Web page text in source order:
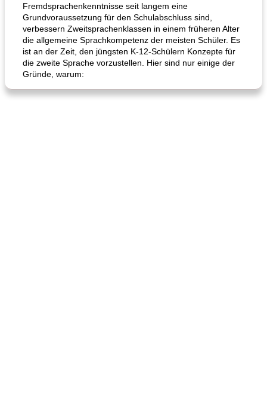
Fremdsprachenkenntnisse seit langem eine
Grundvoraussetzung für den Schulabschluss sind,
verbessern Zweitsprachenklassen in einem früheren Alter
die allgemeine Sprachkompetenz der meisten Schüler. Es
ist an der Zeit, den jüngsten K-12-Schülern Konzepte für
die zweite Sprache vorzustellen. Hier sind nur einige der
Gründe, warum: